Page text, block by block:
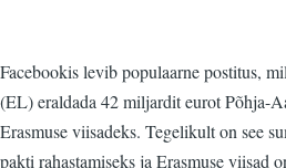
Facebookis levib populaarne postitus,
(EL) eraldada 42 miljardit eurot Põhja-
Erasmuse viisadeks. Tegelikult on see
pakti rahastamiseks ja Erasmuse viisad